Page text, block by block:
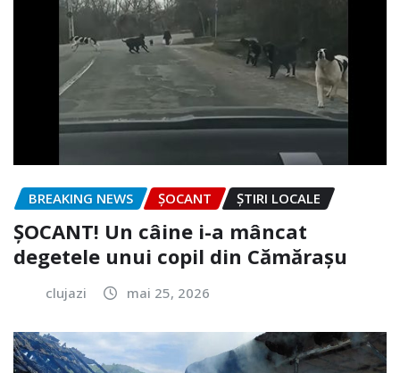
BREAKING NEWS ȘOCANT ȘTIRI LOCALE
ȘOCANT! Un câine i-a mâncat
degetele unui copil din Cămărașu
clujazi mai 25, 2026